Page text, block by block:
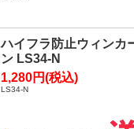
ハイフラ防止ウィンカ
ン LS34-N
1,280円(税込)
LS34-N